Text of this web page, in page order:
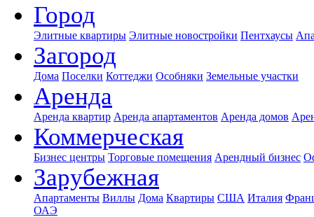
Город
Элитные квартиры Элитные новостройки Пентхаусы
Загород
Дома Поселки Коттеджи Особняки Земельные участки
Аренда
Аренда квартир Аренда апартаментов Аренда домов
Коммерческая
Бизнес центры Торговые помещения Арендный бизнес
Зарубежная
Апартаменты Виллы Дома Квартиры США Италия
ОАЭ